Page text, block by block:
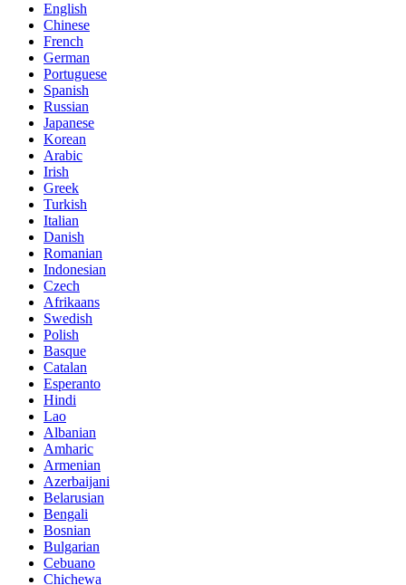
English
Chinese
French
German
Portuguese
Spanish
Russian
Japanese
Korean
Arabic
Irish
Greek
Turkish
Italian
Danish
Romanian
Indonesian
Czech
Afrikaans
Swedish
Polish
Basque
Catalan
Esperanto
Hindi
Lao
Albanian
Amharic
Armenian
Azerbaijani
Belarusian
Bengali
Bosnian
Bulgarian
Cebuano
Chichewa